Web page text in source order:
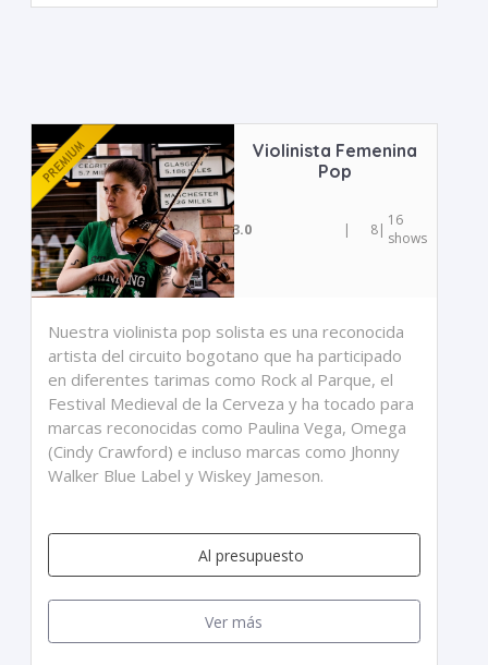
Violinista Femenina
Pop
3.0 | 8| 16
shows
Nuestra violinista pop solista es una reconocida
artista del circuito bogotano que ha participado
en diferentes tarimas como Rock al Parque, el
Festival Medieval de la Cerveza y ha tocado para
marcas reconocidas como Paulina Vega, Omega
(Cindy Crawford) e incluso marcas como Jhonny
Walker Blue Label y Wiskey Jameson.
Al presupuesto
Ver más